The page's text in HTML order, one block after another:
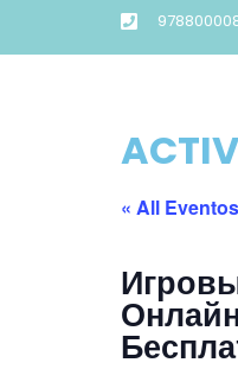
« All Eventos